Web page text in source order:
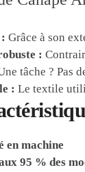
Grâce à son
:
tâche ? Pas
: Le textile
en machine
95 % des